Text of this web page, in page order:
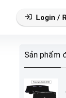
Login /
Sản phẩm